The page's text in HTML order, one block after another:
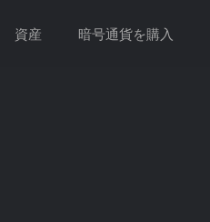
資産 暗号通貨を購入